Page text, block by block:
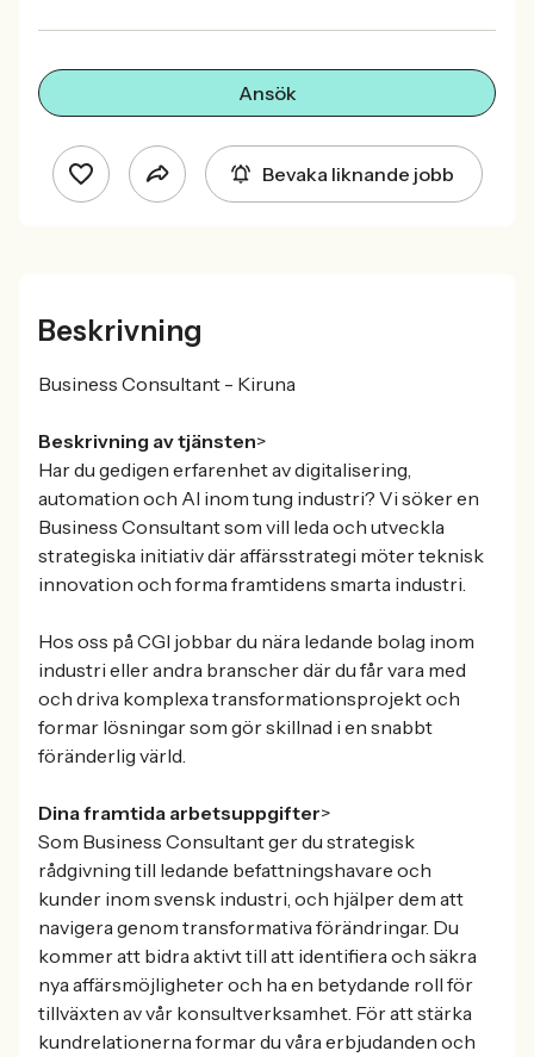
Ansök
Bevaka liknande jobb
Beskrivning
Business Consultant - Kiruna
Beskrivning av tjänsten>
Har du gedigen erfarenhet av digitalisering,
automation och AI inom tung industri? Vi söker en
Business Consultant som vill leda och utveckla
strategiska initiativ där affärsstrategi möter teknisk
innovation och forma framtidens smarta industri.
Hos oss på CGI jobbar du nära ledande bolag inom
industri eller andra branscher där du får vara med
och driva komplexa transformationsprojekt och
formar lösningar som gör skillnad i en snabbt
föränderlig värld.
Dina framtida arbetsuppgifter>
Som Business Consultant ger du strategisk
rådgivning till ledande befattningshavare och
kunder inom svensk industri, och hjälper dem att
navigera genom transformativa förändringar. Du
kommer att bidra aktivt till att identifiera och säkra
nya affärsmöjligheter och ha en betydande roll för
tillväxten av vår konsultverksamhet. För att stärka
kundrelationerna formar du våra erbjudanden och